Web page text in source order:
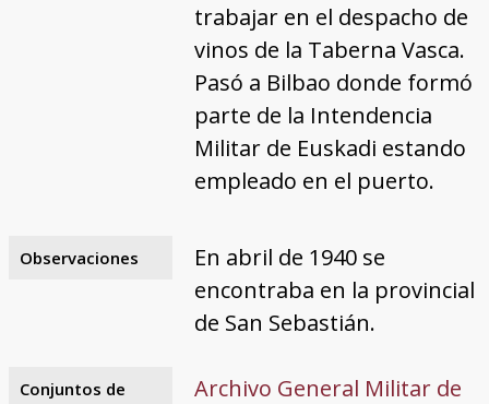
trabajar en el despacho de
vinos de la Taberna Vasca.
Pasó a Bilbao donde formó
parte de la Intendencia
Militar de Euskadi estando
empleado en el puerto.
Observaciones
En abril de 1940 se
encontraba en la provincial
de San Sebastián.
Conjuntos de
Archivo General Militar de